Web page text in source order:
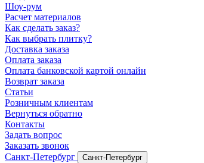
Шоу-рум
Расчет материалов
Как сделать заказ?
Как выбрать плитку?
Доставка заказа
Оплата заказа
Оплата банковской картой онлайн
Возврат заказа
Статьи
Розничным клиентам
Вернуться обратно
Контакты
Задать вопрос
Заказать звонок
Санкт-Петербург
Санкт-Петербург